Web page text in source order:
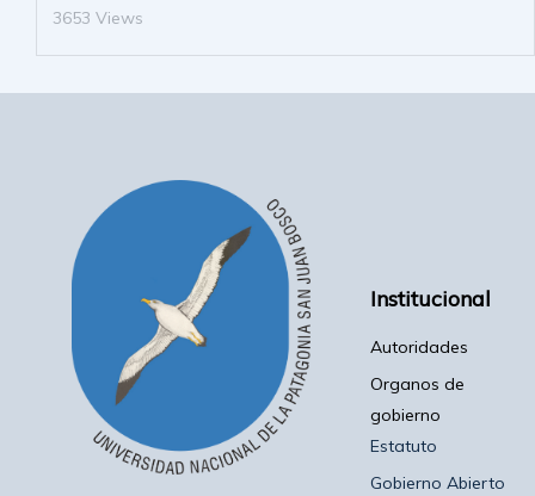
3653 Views
Institucional
Autoridades
Organos de
gobierno
Estatuto
Gobierno Abierto